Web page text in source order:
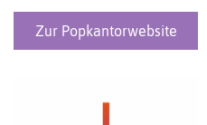
Songwriting,
Produktion und neue,
spannende Konzepte.
Zur Popkantorwebsite